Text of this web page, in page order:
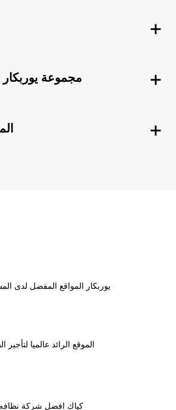
مجموعة
يوربكار المواقع المفضل لدى
الموقع الرائد عالميا لتأجير
كياك افضل شركة نظافه